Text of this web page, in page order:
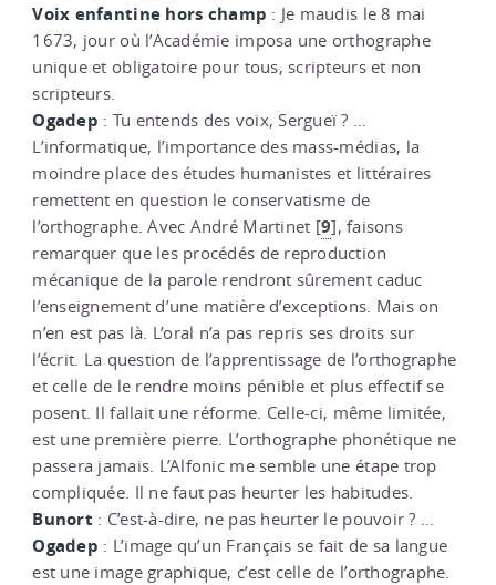
Voix enfantine hors champ : Je maudis le 8 mai
1673, jour où l’Académie imposa une orthographe
unique et obligatoire pour tous, scripteurs et non
scripteurs.
Ogadep : Tu entends des voix, Sergueï ? …
L’informatique, l’importance des mass-médias, la
moindre place des études humanistes et littéraires
remettent en question le conservatisme de
l’orthographe. Avec André Martinet [9], faisons
remarquer que les procédés de reproduction
mécanique de la parole rendront sûrement caduc
l’enseignement d’une matière d’exceptions. Mais on
n’en est pas là. L’oral n’a pas repris ses droits sur
l’écrit. La question de l’apprentissage de l’orthographe
et celle de le rendre moins pénible et plus effectif se
posent. Il fallait une réforme. Celle-ci, même limitée,
est une première pierre. L’orthographe phonétique ne
passera jamais. L’Alfonic me semble une étape trop
compliquée. Il ne faut pas heurter les habitudes.
Bunort : C’est-à-dire, ne pas heurter le pouvoir ? …
Ogadep : L’image qu’un Français se fait de sa langue
est une image graphique, c’est celle de l’orthographe.